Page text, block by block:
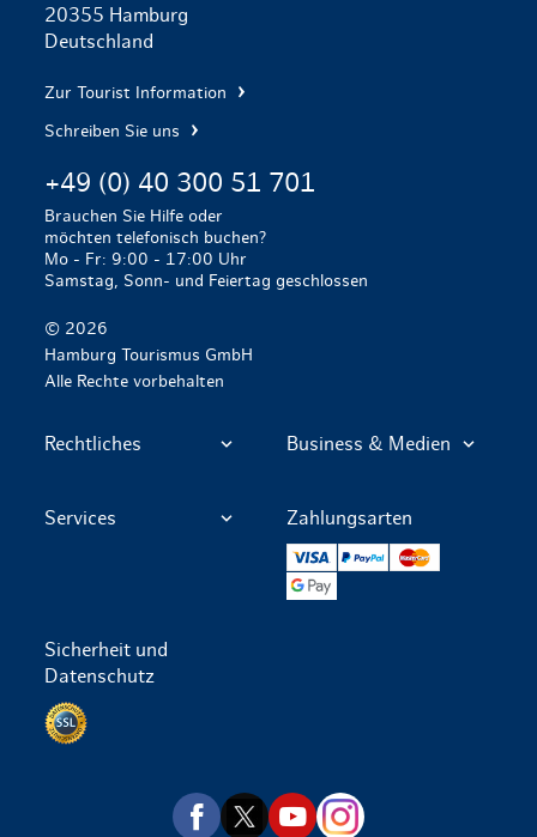
20355 Hamburg
Deutschland
Zur Tourist Information
Schreiben Sie uns
+49 (0) 40 300 51 701
Brauchen Sie Hilfe oder
möchten telefonisch buchen?
Mo - Fr: 9:00 - 17:00 Uhr
Samstag, Sonn- und Feiertag geschlossen
© 2026
Hamburg Tourismus GmbH
Alle Rechte vorbehalten
Rechtliches Business & Medien
Services Zahlungsarten
VISA PayPal
Sicherheit und
Datenschutz